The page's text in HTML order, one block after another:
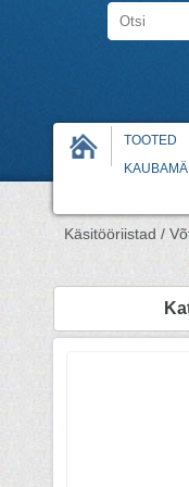
TOOTED
Käsitööriistad /